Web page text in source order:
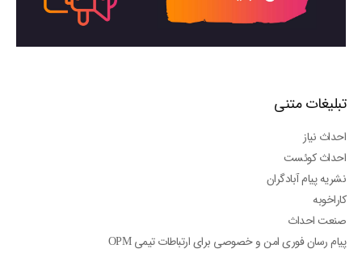
تبلیغات متنی
احداث نیاز
احداث کوئست
نشریه پیام آبادگران
کاراخوبه
صنعت احداث
پیام رسان فوری امن و خصوصی برای ارتباطات تیمی OPM